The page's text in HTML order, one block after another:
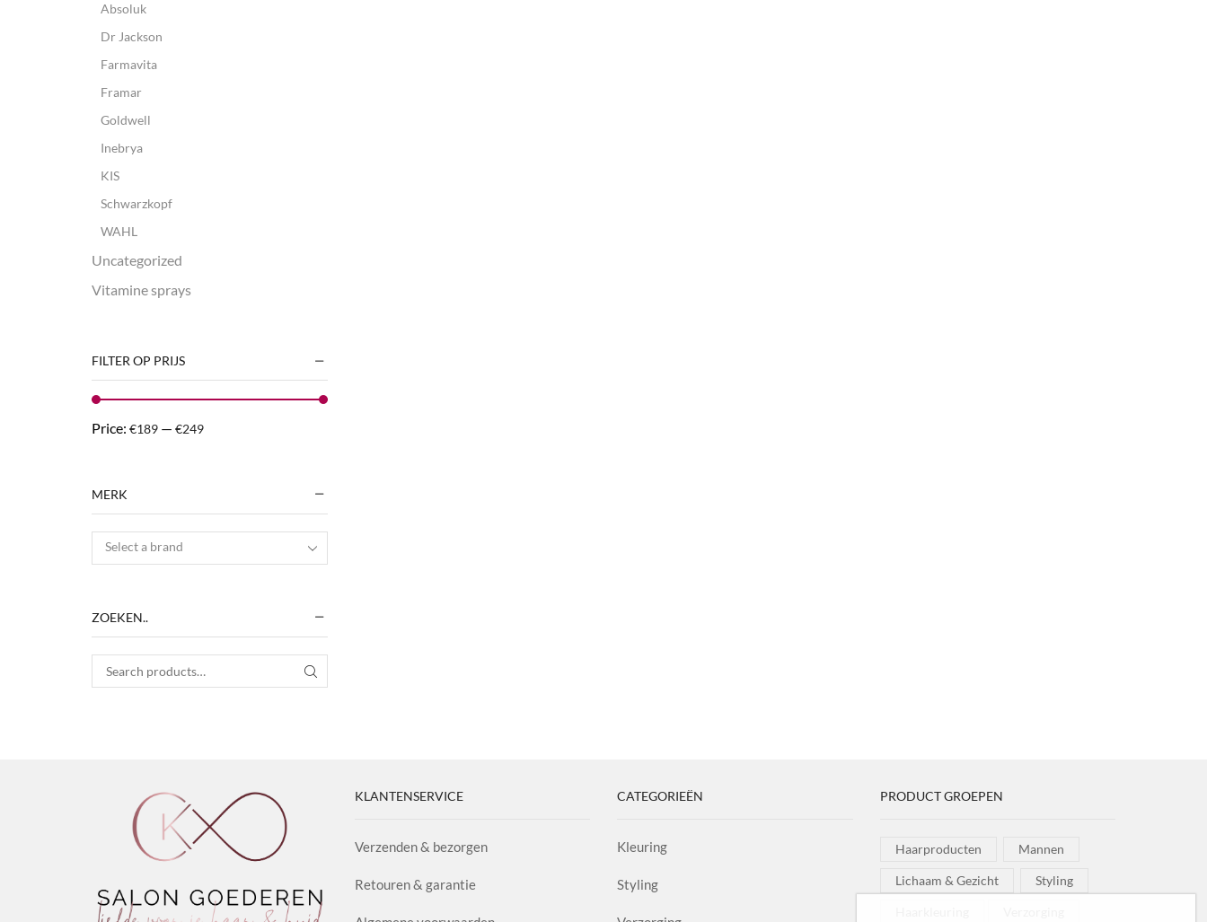
Absoluk
Dr Jackson
Farmavita
Framar
Goldwell
Inebrya
KIS
Schwarzkopf
WAHL
Uncategorized
Vitamine sprays
FILTER OP PRIJS
Price: €189 — €249
MERK
Select a brand
ZOEKEN..
Search for: SEARCH
KLANTENSERVICE
Verzenden & bezorgen
Retouren & garantie
CATEGORIEËN
Kleuring
Styling
PRODUCT GROEPEN
Haarproducten Mannen
Lichaam & Gezicht Styling